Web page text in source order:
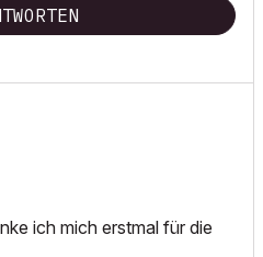
ich mich erstmal für die